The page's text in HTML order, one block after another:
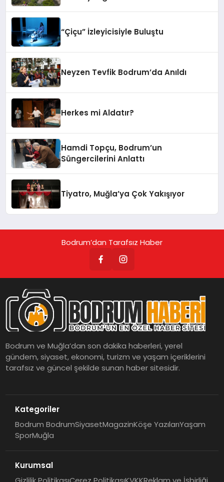
“Çiçu” İzleyicisiyle Buluştu
Neyzen Tevfik Bodrum’da Anıldı
Herkes mi Aldatır?
Hamdi Topçu, Bodrum’un
Süngercilerini Anlattı
Tiyatro, Muğla’ya Çok Yakışıyor
Bodrum’dan Tarafsız Haber
Bodrum ve Muğla’dan son dakika haberleri, yerel
gündem, siyaset, ekonomi, turizm ve yaşam içeriklerini
tarafsız ve güncel şekilde sunan haber sitesidir.
Kategoriler
Bodrum BodrumSiyasetMagazinKöşe YazılarıYaşam
SporMuğla
Kurumsal